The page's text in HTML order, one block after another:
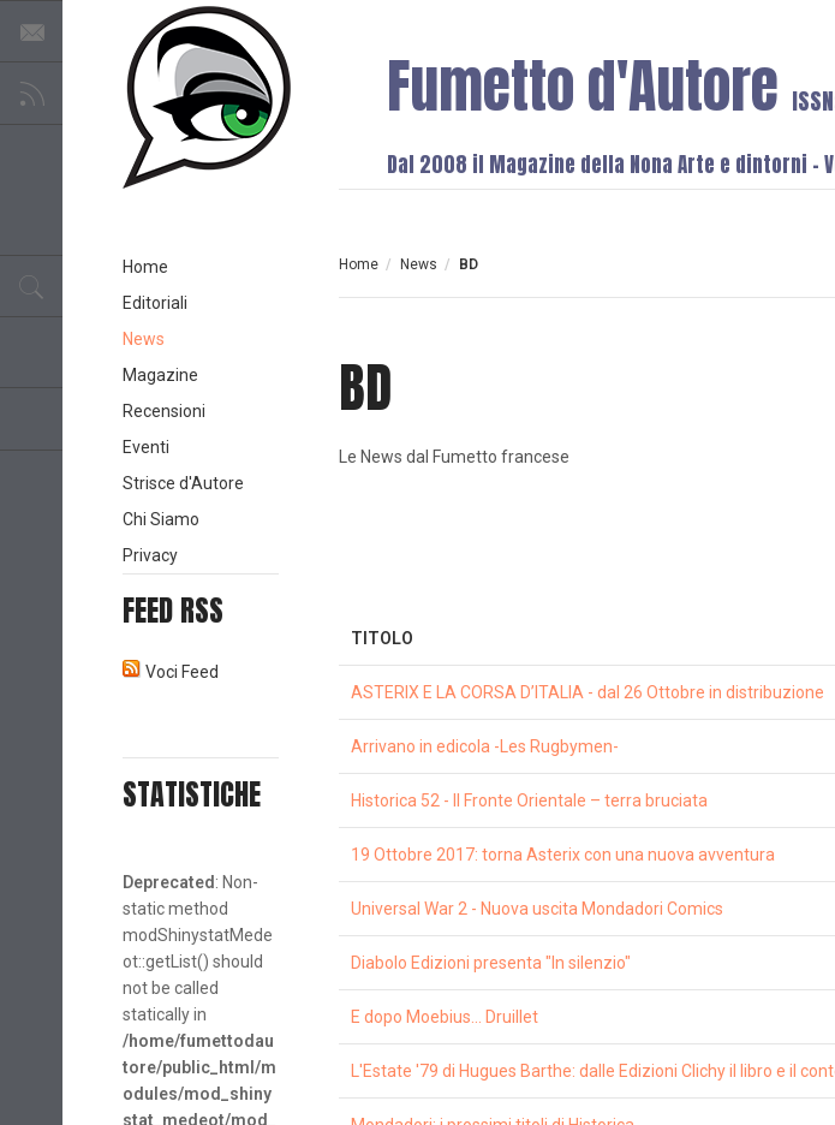
Fumetto d'Autore
Dal 2008 il Magazine della Nona Arte e dintorni
Home / News / BD
BD
Le News dal Fumetto francese
TITOLO
ASTERIX E LA CORSA D’ITALIA - dal 26 Ottobre in distribuzione
Arrivano in edicola -Les Rugbymen-
Historica 52 - Il Fronte Orientale – terra bruciata
19 Ottobre 2017: torna Asterix con una nuova avventura
Universal War 2 - Nuova uscita Mondadori Comics
Diabolo Edizioni presenta "In silenzio"
E dopo Moebius... Druillet
L'Estate '79 di Hugues Barthe: dalle Edizioni Clichy il libro e il
Home
Editoriali
News
Magazine
Recensioni
Eventi
Strisce d'Autore
Chi Siamo
Privacy
FEED RSS
Voci Feed
STATISTICHE
Deprecated : Non-
static method
modShinystatMede
ot::getList() should
not be called
statically in
/home/fumettodau
tore/public_html/m
odules/mod_shiny
stat_medeot/mod_